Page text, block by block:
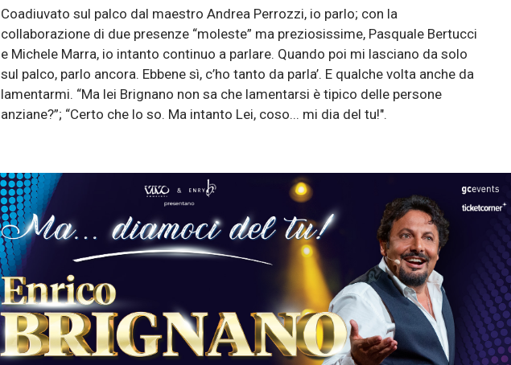
Coadiuvato sul palco dal maestro Andrea Perrozzi, io parlo; con la
collaborazione di due presenze “moleste” ma preziosissime, Pasquale Bertucci
e Michele Marra, io intanto continuo a parlare. Quando poi mi lasciano da solo
sul palco, parlo ancora. Ebbene sì, c’ho tanto da parla’. E qualche volta anche da
lamentarmi. “Ma lei Brignano non sa che lamentarsi è tipico delle persone
anziane?”; “Certo che lo so. Ma intanto Lei, coso... mi dia del tu!".